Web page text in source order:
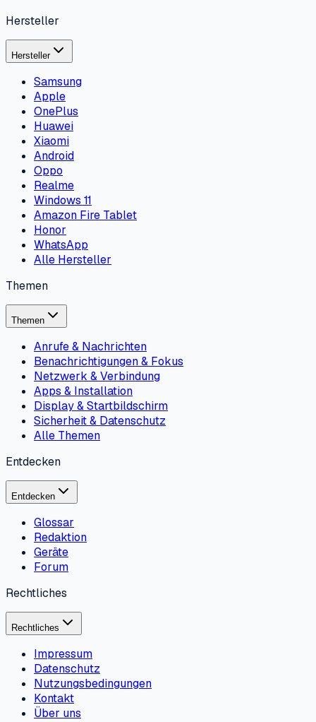
Hersteller
Hersteller
Samsung
Apple
OnePlus
Huawei
Xiaomi
Android
Oppo
Realme
Windows 11
Amazon Fire Tablet
Honor
WhatsApp
Alle Hersteller
Themen
Themen
Anrufe & Nachrichten
Benachrichtigungen & Fokus
Netzwerk & Verbindung
Apps & Installation
Display & Startbildschirm
Sicherheit & Datenschutz
Alle Themen
Entdecken
Entdecken
Glossar
Redaktion
Geräte
Forum
Rechtliches
Rechtliches
Impressum
Datenschutz
Nutzungsbedingungen
Kontakt
Über uns